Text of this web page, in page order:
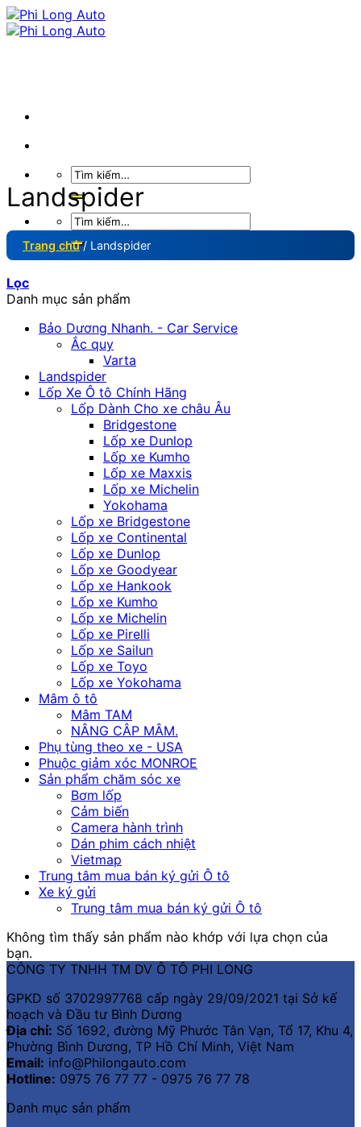
Skip
to
Tìm
kiếm:
Tìm
kiếm:
Landspider
Trang chủ / Landspider
Lọc
Danh mục sản phẩm
Bảo Dương Nhanh. - Car Service
Ắc quy
Varta
Landspider
Lốp Xe Ô tô Chính Hãng
Lốp Dành Cho xe châu Âu
Bridgestone
Lốp xe Dunlop
Lốp xe Kumho
Lốp xe Maxxis
Lốp xe Michelin
Yokohama
Lốp xe Bridgestone
Lốp xe Continental
Lốp xe Dunlop
Lốp xe Goodyear
Lốp xe Hankook
Lốp xe Kumho
Lốp xe Michelin
Lốp xe Pirelli
Lốp xe Sailun
Lốp xe Toyo
Lốp xe Yokohama
Mâm ô tô
Mâm TAM
NÂNG CÂP MÂM.
Phụ tùng theo xe - USA
Phuộc giảm xóc MONROE
Sản phẩm chăm sóc xe
Bơm lốp
Cảm biến
Camera hành trình
Dán phim cách nhiệt
Vietmap
Trung tâm mua bán ký gửi Ô tô
Xe ký gửi
Trung tâm mua bán ký gửi Ô tô
Không tìm thấy sản phẩm nào khớp với lựa chọn của
bạn.
CÔNG TY TNHH TM DV Ô TÔ PHI LONG
GPKD số 3702997768 cấp ngày 29/09/2021 tại Sở kế
hoạch và Đầu tư Bình Dương
Địa chỉ: Số 1692, đường Mỹ Phước Tân Vạn, Tổ 17, Khu 4,
Phường Bình Dương, TP Hồ Chí Minh, Việt Nam
Email: info@Philongauto.com
Hotline: 0975 76 77 77 - 0975 76 77 78
Danh mục sản phẩm